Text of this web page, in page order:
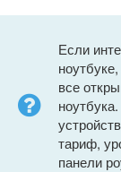
Если
все
тариф,
панели